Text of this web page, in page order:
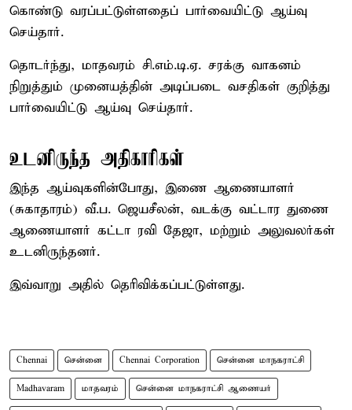
கொண்டு வரப்பட்டுள்ளதைப் பார்வையிட்டு ஆய்வு
செய்தார்.
தொடர்ந்து, மாதவரம் சி.எம்.டி.ஏ. சரக்கு வாகனம்
நிறுத்தும் முனையத்தின் அடிப்படை வசதிகள் குறித்து
பார்வையிட்டு ஆய்வு செய்தார்.
உடனிருந்த அதிகாரிகள்
இந்த ஆய்வுகளின்போது, இணை ஆணையாளர்
(சுகாதாரம்) வீ.ப. ஜெயசீலன், வடக்கு வட்டார துணை
ஆணையாளர் கட்டா ரவி தேஜா, மற்றும் அலுவலர்கள்
உடனிருந்தனர்.
இவ்வாறு அதில் தெரிவிக்கப்பட்டுள்ளது.
Chennai சென்னை Chennai Corporation சென்னை மாநகராட்சி
Madhavaram மாதவரம் சென்னை மாநகராட்சி ஆணையர்